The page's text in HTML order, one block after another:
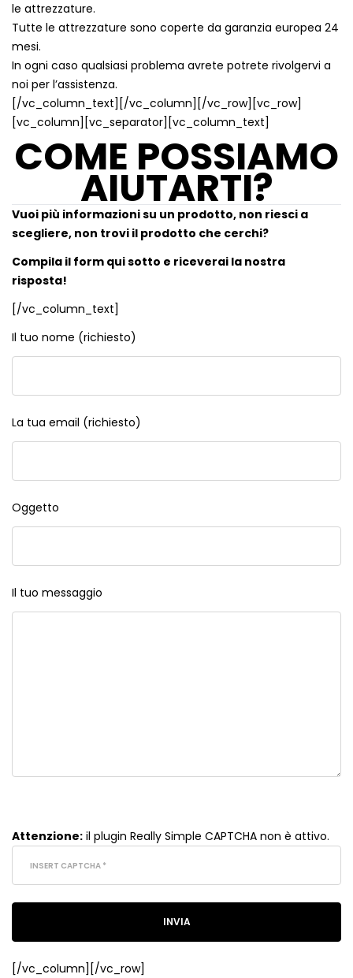
le attrezzature.
Tutte le attrezzature sono coperte da garanzia europea 24
mesi.
In ogni caso qualsiasi problema avrete potrete rivolgervi a
noi per l’assistenza.
[/vc_column_text][/vc_column][/vc_row][vc_row]
[vc_column][vc_separator][vc_column_text]
COME POSSIAMO
AIUTARTI?
Vuoi più informazioni su un prodotto, non riesci a
scegliere, non trovi il prodotto che cerchi?
Compila il form qui sotto e riceverai la nostra
risposta!
[/vc_column_text]
Il tuo nome (richiesto)
La tua email (richiesto)
Oggetto
Il tuo messaggio
Attenzione: il plugin Really Simple CAPTCHA non è attivo.
[/vc_column][/vc_row]